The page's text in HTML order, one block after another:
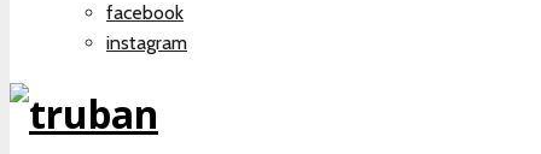
facebook
instagram